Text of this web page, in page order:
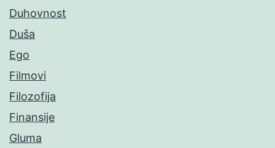
Duhovnost
Duša
Ego
Filmovi
Filozofija
Finansije
Gluma